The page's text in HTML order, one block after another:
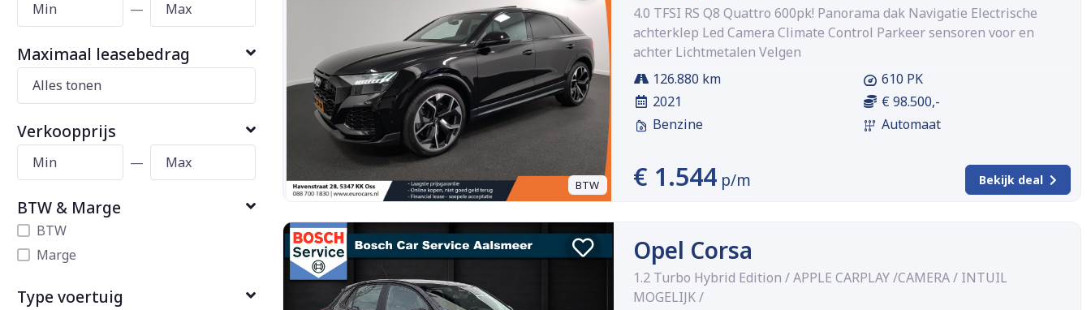
—
Maximaal leasebedrag
Verkoopprijs
—
BTW & Marge
BTW
Marge
Type voertuig
BTW
4.0 TFSI RS Q8 Quattro 600pk! Panorama dak Navigatie Electrische
achterklep Led Camera Climate Control Parkeer sensoren voor en
achter Lichtmetalen Velgen
126.880 km
2021
Benzine
610 PK
€ 98.500,-
Automaat
€ 1.544 p/m Bekijk deal
Opel Corsa
1.2 Turbo Hybrid Edition / APPLE CARPLAY /CAMERA / INTUIL
MOGELIJK /